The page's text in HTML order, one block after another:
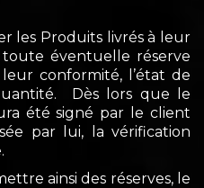
les Produits livrés à leur
éventuelle réserve
conformité, l’état de
Dès lors que le
été signé par le client
par lui, la vérification
ainsi des réserves, le